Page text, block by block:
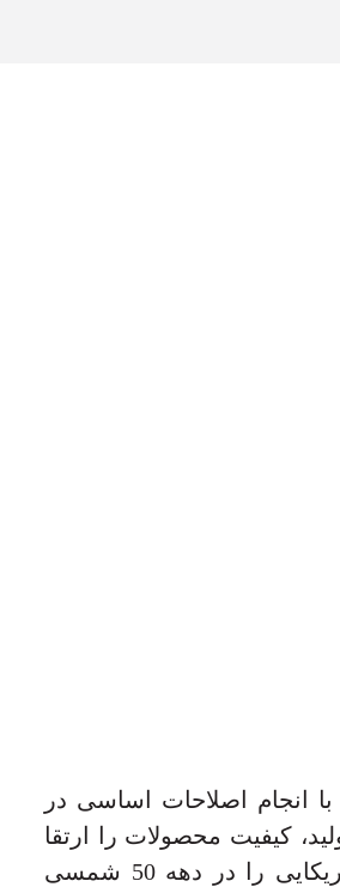
انجام اصلاحات اساسی در
کیفیت محصولات را ارتقا
داد و زمینه همکاری با شرکت‌های پیشرو آمریکایی را در دهه 50 شمسی